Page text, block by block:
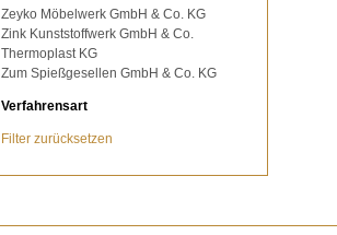
Zeyko Möbelwerk GmbH & Co. KG
Zink Kunststoffwerk GmbH & Co.
Thermoplast KG
Zum Spießgesellen GmbH & Co. KG
Verfahrensart
Filter zurücksetzen